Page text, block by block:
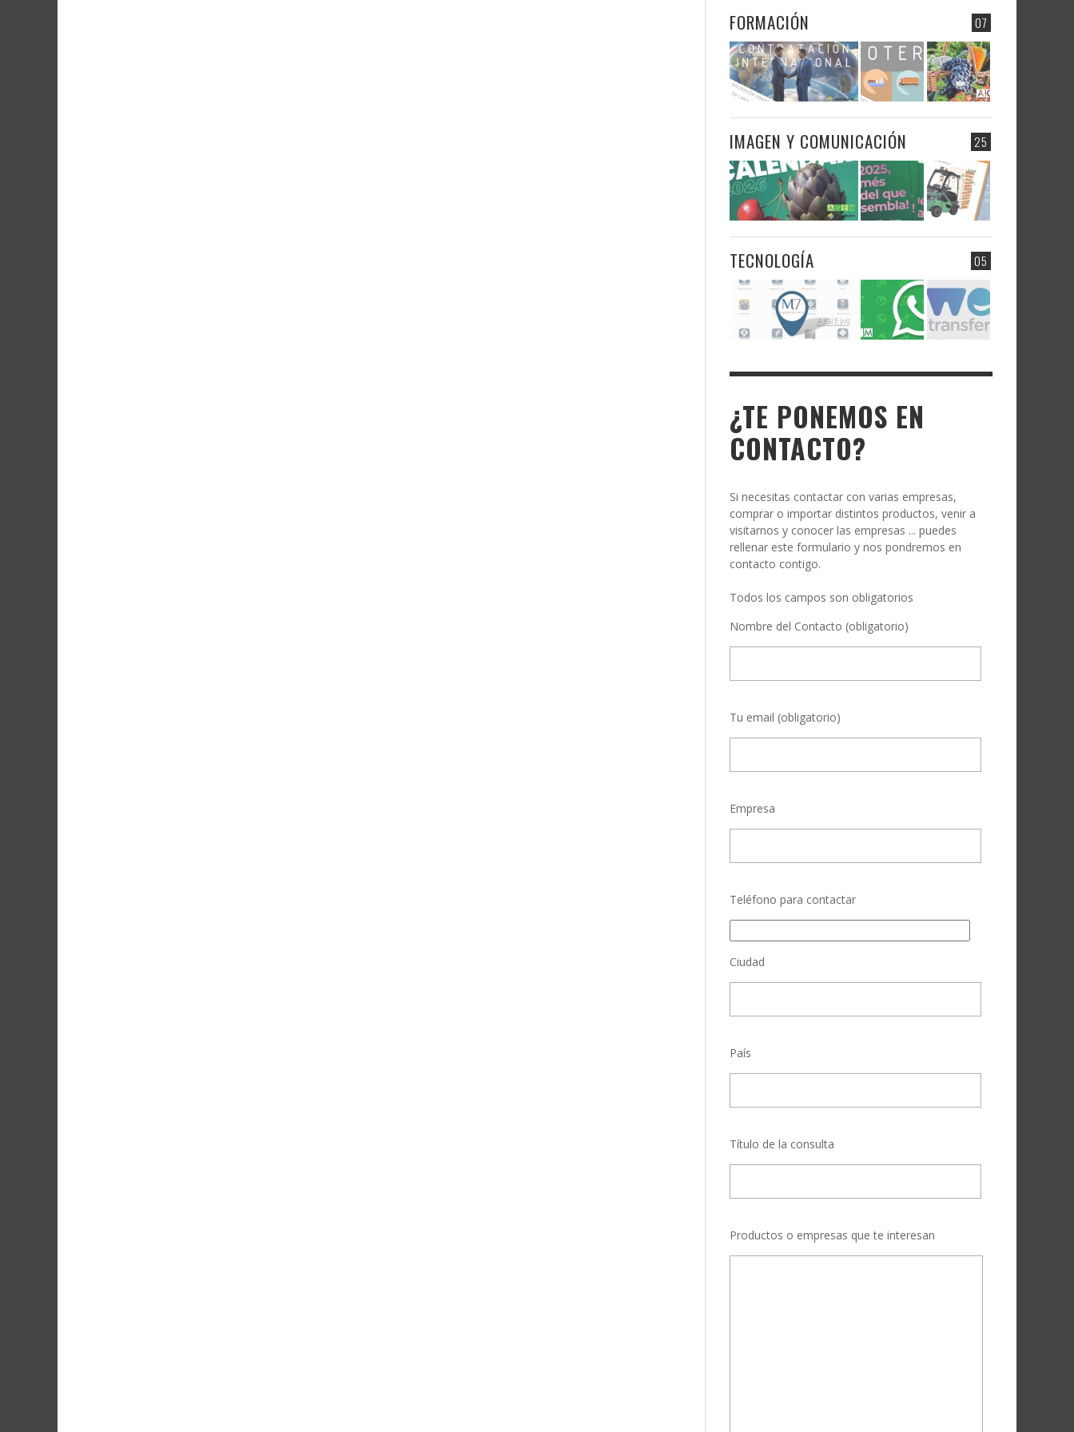
07
FORMACIÓN
25
IMAGEN Y COMUNICACIÓN
05
TECNOLOGÍA
¿TE PONEMOS EN
CONTACTO?
Si necesitas contactar con varias empresas,
comprar o importar distintos productos, venir a
visitarnos y conocer las empresas ... puedes
rellenar este formulario y nos pondremos en
contacto contigo.
Todos los campos son obligatorios
Nombre del Contacto (obligatorio)
Tu email (obligatorio)
Empresa
Teléfono para contactar
Ciudad
País
Título de la consulta
Productos o empresas que te interesan